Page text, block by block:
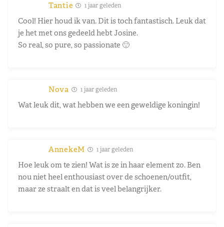
Tantie 1 jaar geleden
Cool! Hier houd ik van. Dit is toch fantastisch. Leuk dat
je het met ons gedeeld hebt Josine.
So real, so pure, so passionate 🙂
Nova 1 jaar geleden
Wat leuk dit, wat hebben we een geweldige koningin!
AnnekeM 1 jaar geleden
Hoe leuk om te zien! Wat is ze in haar element zo. Ben
nou niet heel enthousiast over de schoenen/outfit,
maar ze straalt en dat is veel belangrijker.